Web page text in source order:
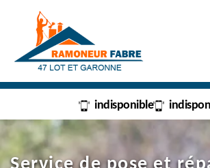
indisponible